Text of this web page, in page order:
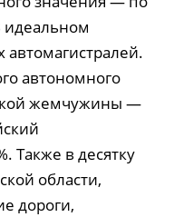
идеальном
автомагистралей.
автономного
жемчужины —
Также в десятку
области,
дороги,